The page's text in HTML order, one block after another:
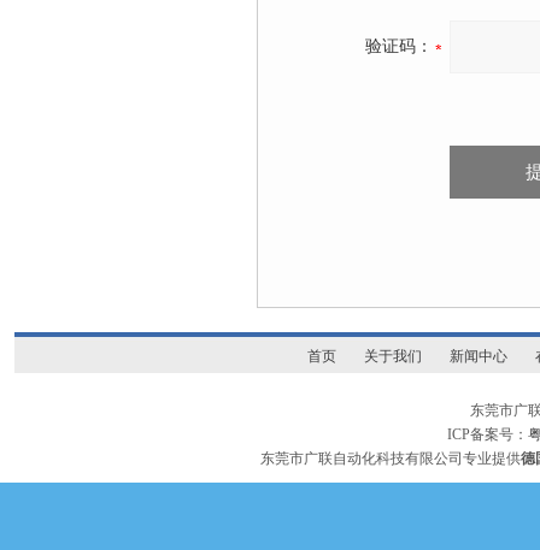
验证码：
首页 关于我们 新闻中心
东莞市广
ICP备案号：
东莞市广联自动化科技有限公司专业提供德